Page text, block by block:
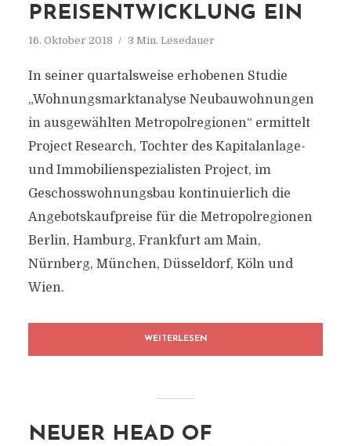
PREISENTWICKLUNG EIN
16. Oktober 2018 3 Min. Lesedauer
In seiner quartalsweise erhobenen Studie
„Wohnungsmarktanalyse Neubauwohnungen
in ausgewählten Metropolregionen“ ermittelt
Project Research, Tochter des Kapitalanlage-
und Immobilienspezialisten Project, im
Geschosswohnungsbau kontinuierlich die
Angebotskaufpreise für die Metropolregionen
Berlin, Hamburg, Frankfurt am Main,
Nürnberg, München, Düsseldorf, Köln und
Wien.
WEITERLESEN
NEUER HEAD OF